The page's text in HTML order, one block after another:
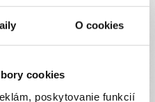
O cookies
cookies
poskytovanie funkcií